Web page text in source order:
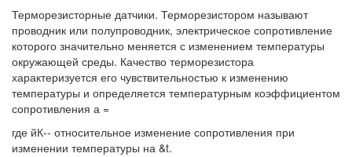
Терморезисторные датчики. Терморезистором называют
проводник или полупроводник, электрическое сопротивление
которого значительно меняется с изменением температуры
окружающей среды. Качество терморезистора
характеризуется его чувствительностью к изменению
температуры и определяется температурным коэффициентом
сопротивления а =
где йК-- относительное изменение сопротивления при
изменении температуры на &t.